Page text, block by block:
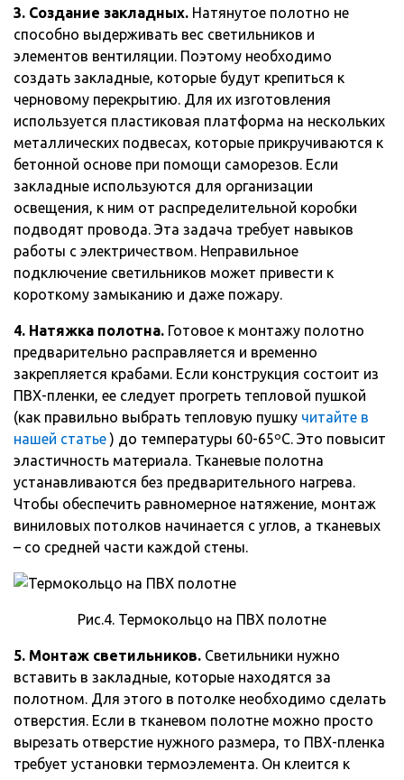
3. Создание закладных. Натянутое полотно не
способно выдерживать вес светильников и
элементов вентиляции. Поэтому необходимо
создать закладные, которые будут крепиться к
черновому перекрытию. Для их изготовления
используется пластиковая платформа на нескольких
металлических подвесах, которые прикручиваются к
бетонной основе при помощи саморезов. Если
закладные используются для организации
освещения, к ним от распределительной коробки
подводят провода. Эта задача требует навыков
работы с электричеством. Неправильное
подключение светильников может привести к
короткому замыканию и даже пожару.
4. Натяжка полотна. Готовое к монтажу полотно
предварительно расправляется и временно
закрепляется крабами. Если конструкция состоит из
ПВХ-пленки, ее следует прогреть тепловой пушкой
(как правильно выбрать тепловую пушку читайте в
нашей статье ) до температуры 60-65ºС. Это повысит
эластичность материала. Тканевые полотна
устанавливаются без предварительного нагрева.
Чтобы обеспечить равномерное натяжение, монтаж
виниловых потолков начинается с углов, а тканевых
– со средней части каждой стены.
Рис.4. Термокольцо на ПВХ полотне
5. Монтаж светильников. Светильники нужно
вставить в закладные, которые находятся за
полотном. Для этого в потолке необходимо сделать
отверстия. Если в тканевом полотне можно просто
вырезать отверстие нужного размера, то ПВХ-пленка
требует установки термоэлемента. Он клеится к